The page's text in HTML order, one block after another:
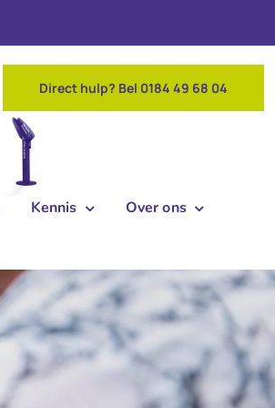
Direct hulp? Bel 0184 49 68 04
Kennis
Over ons